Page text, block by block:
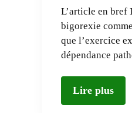
L’article en bref
bigorexie
que l’exercice
dépendance
Lire plus